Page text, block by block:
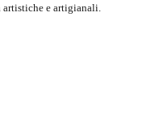
e artigianali.